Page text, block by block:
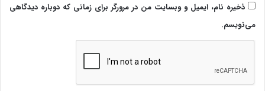
ذخیره نام، ایمیل و وبسایت من در مرورگر برای زمانی که دوباره دیدگاهی
می‌نویسم.